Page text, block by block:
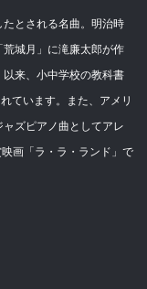
とされる名曲。明治時
城月」に滝廉太郎が作
来、小中学校の教科書
ています。また、アメリ
ズピアノ曲としてアレ
画「ラ・ラ・ランド」で